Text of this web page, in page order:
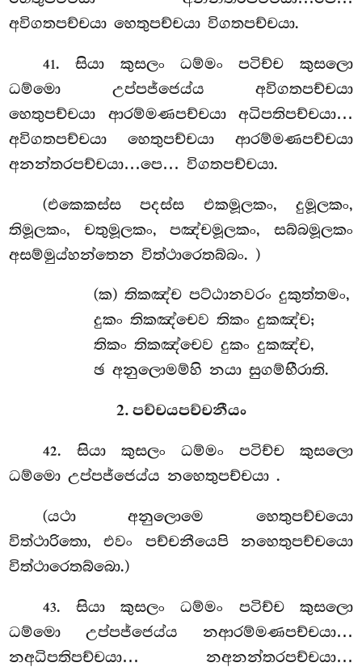
අවිගතපච්චයා හෙතුපච්චයා විගතපච්චයා.
41. සියා කුසලං ධම්මං පටිච්ච කුසලො
ධම්මො උප්පජ්ජෙය්ය අවිගතපච්චයා
හෙතුපච්චයා ආරම්මණපච්චයා අධිපතිපච්චයා…
අවිගතපච්චයා හෙතුපච්චයා ආරම්මණපච්චයා
අනන්තරපච්චයා…පෙ… විගතපච්චයා.
(එකෙකස්ස පදස්ස එකමූලකං, දුමූලකං,
තිමූලකං, චතුමූලකං, පඤ්චමූලකං, සබ්බමූලකං
අසම්මුය්හන්තෙන විත්ථාරෙතබ්බං. )
(ක) තිකඤ්ච පට්ඨානවරං දුකුත්තමං,
දුකං තිකඤ්චෙව තිකං දුකඤ්ච;
තිකං තිකඤ්චෙව දුකං දුකඤ්ච,
ඡ අනුලොමම්හි නයා සුගම්භීරාති.
2. පච්චයපච්චනීයං
42. සියා කුසලං ධම්මං පටිච්ච කුසලො
ධම්මො උප්පජ්ජෙය්ය නහෙතුපච්චයා.
(යථාඅනුලොමෙ හෙතුපච්චයො
විත්ථාරිතො, එවං පච්චනීයෙපි නහෙතුපච්චයො
විත්ථාරෙතබ්බො.)
43. සියා කුසලං ධම්මං පටිච්ච කුසලො
ධම්මො උප්පජ්ජෙය්ය නආරම්මණපච්චයා…
නඅධිපතිපච්චයා… නඅනන්තරපච්චයා…